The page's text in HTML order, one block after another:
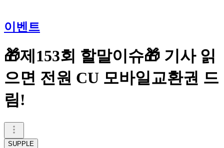
이벤트
🎁제153회 할말이슈🎁 기사 읽
으면 전원 CU 모바일교환권 드
림!
SUPPLE